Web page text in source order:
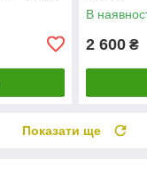
В
2 600 ₴
Показати ще